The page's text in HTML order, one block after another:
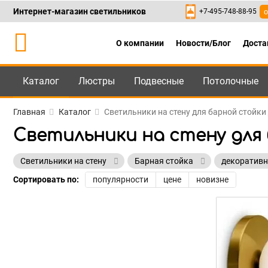
Каталог +7-495-748-88-
Интернет-магазин светильников +7-495-748-88-95
О компании Новости/Блог
Каталог Люстры Подвесные Потолочные
Главная Каталог Светильники на стену для барной
Светильники на стену
Светильники на стену Барная стойка
Сортировать по:
популярности цене новизне